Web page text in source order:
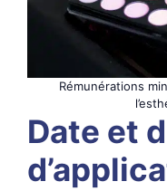
Rémunérations
Date et